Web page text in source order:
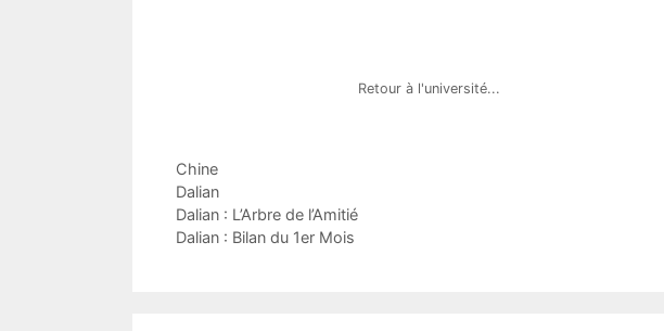
Retour à l'université...
Catégories
Chine
Étiquettes
Dalian
Dalian : L’Arbre de l’Amitié
Dalian : Bilan du 1er Mois